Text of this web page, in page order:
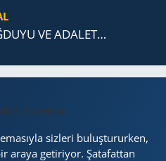
VE ADA­LET…
sizleri buluştururken,
araya getiriyor. Şatafattan